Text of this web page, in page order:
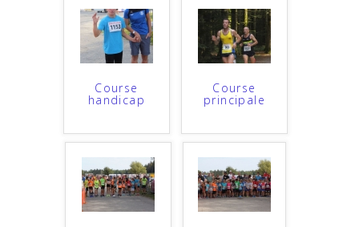
Course
handicap
Course
principale